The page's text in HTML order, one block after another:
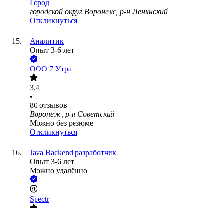
Город
городской округ Воронеж, р-н Ленинский
Откликнуться
Аналитик
Опыт 3-6 лет
ООО 7 Утра
3.4
•
80 отзывов
Воронеж, р-н Советский
Можно без резюме
Откликнуться
Java Backend разработчик
Опыт 3-6 лет
Можно удалённо
Spectr